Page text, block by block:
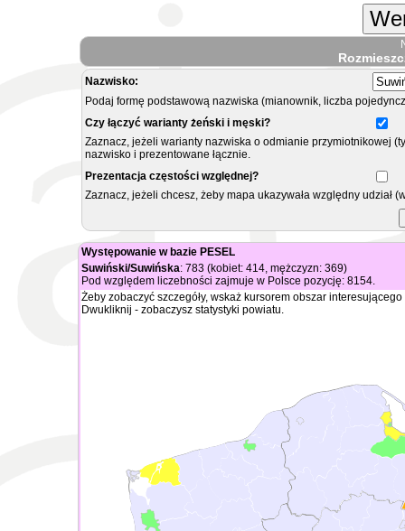
Nazwisko:
Podaj formę podstawową nazwiska (mianownik, liczba
Czy łączyć warianty żeński i męski?
Zaznacz, jeżeli warianty nazwiska o odmianie przymiotnikowej
nazwisko i prezentowane łącznie.
Prezentacja częstości względnej?
Zaznacz, jeżeli chcesz, żeby mapa ukazywała względny
Występowanie w bazie PESEL
Suwiński/Suwińska: 783 (kobiet: 414, mężczyzn: 369)
Pod względem liczebności zajmuje w Polsce pozycję: 8154.
Żeby zobaczyć szczegóły, wskaż kursorem obszar
Dwukliknij - zobaczysz statystyki powiatu.